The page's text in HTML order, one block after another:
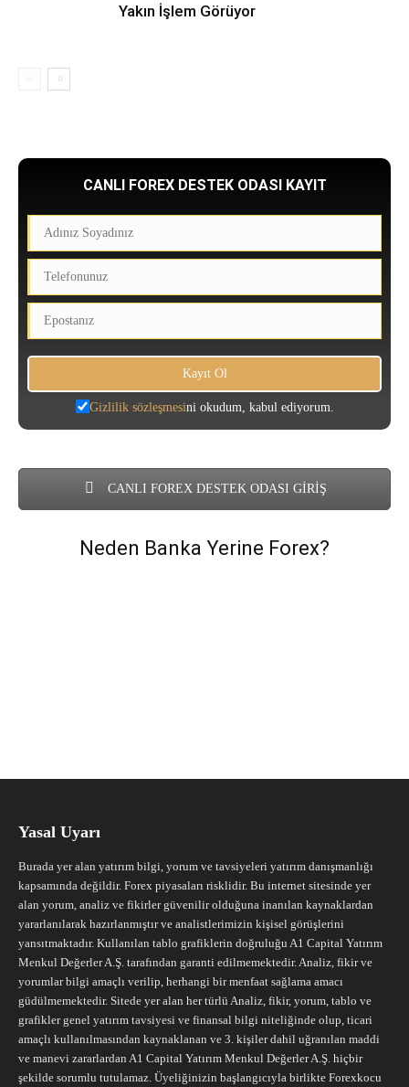
Yakın İşlem Görüyor
CANLI FOREX DESTEK ODASI KAYIT
Gizlilik sözleşmesini okudum, kabul ediyorum.
CANLI FOREX DESTEK ODASI GİRİŞ
Neden Banka Yerine Forex?
Yasal Uyarı
Burada yer alan yatırım bilgi, yorum ve tavsiyeleri yatırım danışmanlığı
kapsamında değildir. Forex piyasaları risklidir. Bu internet sitesinde yer
alan yorum, analiz ve fikirler güvenilir olduğuna inanılan kaynaklardan
yararlanılarak hazırlanmıştır ve analistlerimizin kişisel görüşlerini
yansıtmaktadır. Kullanılan tablo grafiklerin doğruluğu A1 Capital Yatırım
Menkul Değerler A.Ş. tarafından garanti edilmemektedir. Analiz, fikir ve
yorumlar bilgi amaçlı verilip, herhangi bir menfaat sağlama amacı
güdülmemektedir. Sitede yer alan her türlü Analiz, fikir, yorum, tablo ve
grafikler genel yatırım tavsiyesi ve finansal bilgi niteliğinde olup, ticari
amaçlı kullanılmasından kaynaklanan ve 3. kişiler dahil uğranılan maddi
ve manevi zararlardan A1 Capital Yatırım Menkul Değerler A.Ş. hiçbir
şekilde sorumlu tutulamaz. Üyeliğinizin başlangıcıyla birlikte Forexkocu